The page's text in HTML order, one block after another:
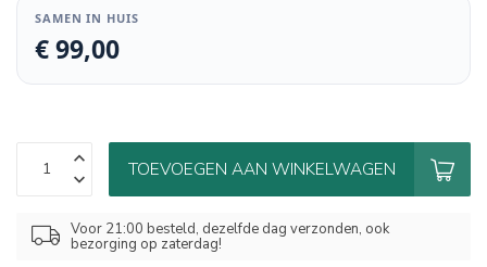
SAMEN IN HUIS
€ 99,00
TOEVOEGEN AAN WINKELWAGEN
Voor 21:00 besteld, dezelfde dag verzonden, ook
bezorging op zaterdag!